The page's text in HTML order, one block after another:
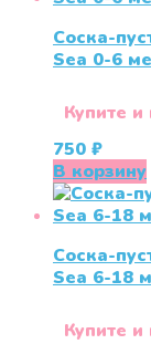
Соска-
Sea 0-6
Купите и
750 ₽
В корзину
Соска-
Sea 6-18
Купите и